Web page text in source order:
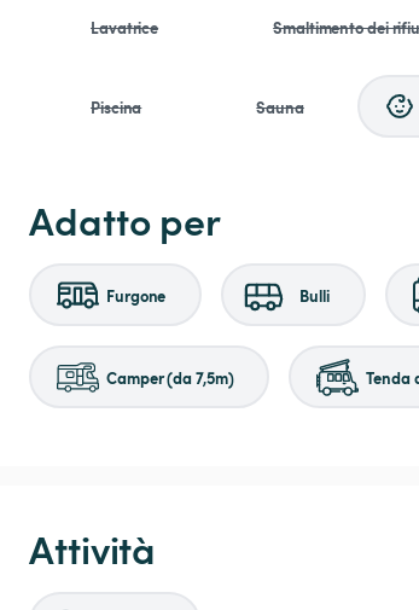
Lavatrice Smaltimento dei
Piscina Sauna
Adatto per
Furgone Bulli
Camper (da 7,5m) Tenda
Attività